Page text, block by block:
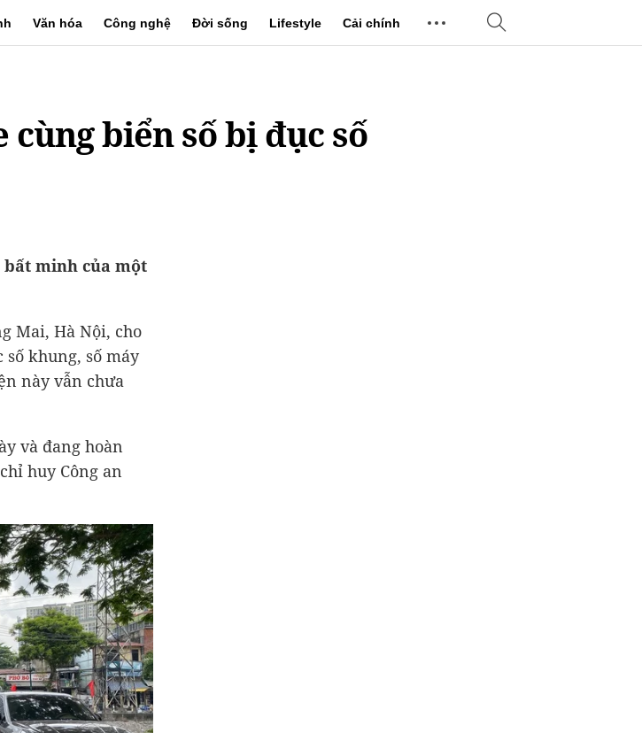
Văn hóa Công nghệ Đời sống Lifestyle Cải chính
biển số bị đục số
minh của một
Mai, Hà Nội, cho
khung, số máy
này vẫn chưa
và đang hoàn
huy Công an